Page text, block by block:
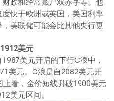
快于欧洲或英国，美国利率
美联储可能会比其他央行更
美元
美元开启的下行C浪中，
美元。C浪是自2082美元开
看，金价短线升破1900美元
美元区间。